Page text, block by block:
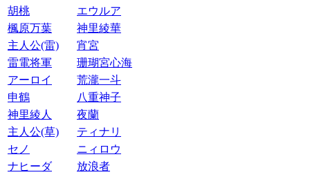
胡桃
エウルア
楓原万葉
神里綾華
主人公(雷)
宵宮
雷電将軍
珊瑚宮心海
アーロイ
荒瀧一斗
申鶴
八重神子
神里綾人
夜蘭
主人公(草)
ティナリ
セノ
ニィロウ
ナヒーダ
放浪者